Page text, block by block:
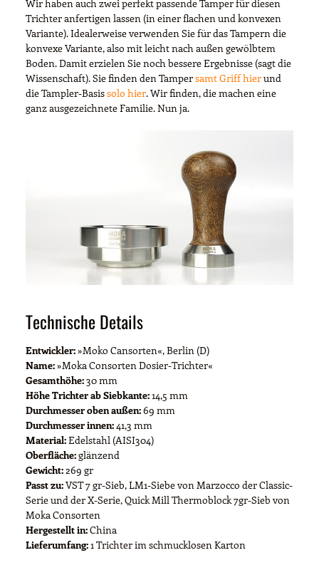
Wir haben auch zwei perfekt passende Tamper für diesen
Trichter anfertigen lassen (in einer flachen und konvexen
Variante). Idealerweise verwenden Sie für das Tampern die
konvexe Variante, also mit leicht nach außen gewölbtem
Boden. Damit erzielen Sie noch bessere Ergebnisse (sagt die
Wissenschaft). Sie finden den Tampersamt Griff hierund
die Tampler-Basissolo hier. Wir finden, die machen eine
ganz ausgezeichnete Familie. Nun ja.
Technische Details
Entwickler:»Moko Cansorten«, Berlin (D)
Name:»Moka Consorten Dosier-Trichter«
Gesamthöhe:30 mm
Höhe Trichter ab Siebkante:14,5 mm
Durchmesser oben außen:69 mm
Durchmesser innen:41,3 mm
Material:Edelstahl (AISI304)
Oberfläche:glänzend
Gewicht: 269 gr
Passt zu:VST 7 gr-Sieb, LM1-Siebe von Marzocco der Classic-
Serie und der X-Serie, Quick Mill Thermoblock 7gr-Sieb von
Moka Consorten
Hergestellt in:China
Lieferumfang:1 Trichter im schmucklosen Karton